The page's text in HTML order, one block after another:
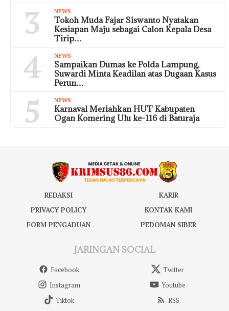
3 NEWS
Tokoh Muda Fajar Siswanto Nyatakan
Kesiapan Maju sebagai Calon Kepala Desa
Tirip…
4 NEWS
Sampaikan Dumas ke Polda Lampung,
Suwardi Minta Keadilan atas Dugaan Kasus
Perun…
5 NEWS
Karnaval Meriahkan HUT Kabupaten
Ogan Komering Ulu ke-116 di Baturaja
REDAKSI
KARIR
PRIVACY POLICY
KONTAK KAMI
FORM PENGADUAN
PEDOMAN SIBER
JARINGAN SOCIAL
Facebook
Twitter
Instagram
Youtube
Tiktok
RSS